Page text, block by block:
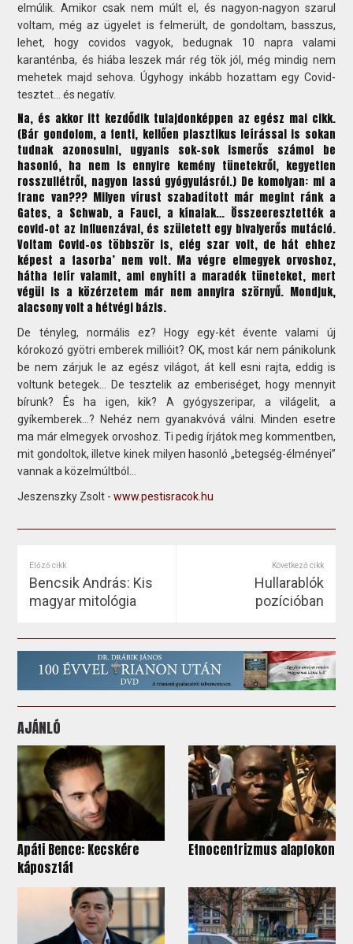
elmúlik. Amikor csak nem múlt el, és nagyon-nagyon szarul
voltam, még az ügyelet is felmerült, de gondoltam, basszus,
lehet, hogy covidos vagyok, bedugnak 10 napra valami
karanténba, és hiába leszek már rég tök jól, még mindig nem
mehetek majd sehova. Úgyhogy inkább hozattam egy Covid-
tesztet… és negatív.
Na, és akkor itt kezdődik tulajdonképpen az egész mai cikk.
(Bár gondolom, a fenti, kellően plasztikus leírással is sokan
tudnak azonosulni, ugyanis sok-sok ismerős számol be
hasonló, ha nem is ennyire kemény tünetekről, kegyetlen
rosszullétről, nagyon lassú gyógyulásról.) De komolyan: mi a
franc van??? Milyen vírust szabadított már megint ránk a
Gates, a Schwab, a Fauci, a kínaiak… Összeeresztették a
covid-ot az influenzával, és született egy bivalyerős mutáció.
Voltam Covid-os többször is, elég szar volt, de hát ehhez
képest a fasorba’ nem volt. Ma végre elmegyek orvoshoz,
hátha felír valamit, ami enyhíti a maradék tüneteket, mert
végül is a közérzetem már nem annyira szörnyű. Mondjuk,
alacsony volt a hétvégi bázis.
De tényleg, normális ez? Hogy egy-két évente valami új
kórokozó gyötri emberek millióit? OK, most kár nem pánikolunk
be nem zárjuk le az egész világot, át kell esni rajta, eddig is
voltunk betegek… De tesztelik az emberiséget, hogy mennyit
bírunk? És ha igen, kik? A gyógyszeripar, a világelit, a
gyíkemberek…? Nehéz nem gyanakvóvá válni. Minden esetre
ma már elmegyek orvoshoz. Ti pedig írjátok meg kommentben,
mit gondoltok, illetve kinek milyen hasonló „betegség-élményei”
vannak a közelmúltból…
Jeszenszky Zsolt -www.pestisracok.hu
Előző cikk
Bencsik András: Kis
magyar mitológia
Következő cikk
Hullarablók
pozícióban
AJÁNLÓ
Apáti Bence: Kecskére
káposztát
Etnocentrizmus alapfokon